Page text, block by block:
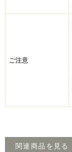
ご注意
関連商品を見る